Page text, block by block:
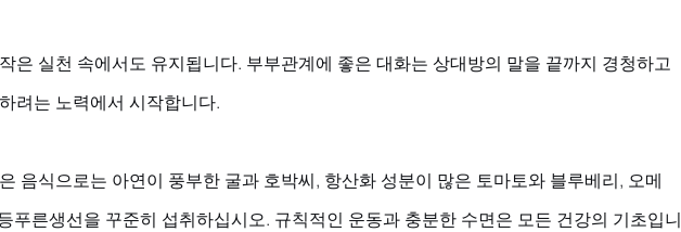
은 실천 속에서도 유지됩니다. 부부관계에 좋은 대화는 상대방의 말을 끝까지 경청하고
려는 노력에서 시작합니다.
음식으로는 아연이 풍부한 굴과 호박씨, 항산화 성분이 많은 토마토와 블루베리, 오메
푸른생선을 꾸준히 섭취하십시오. 규칙적인 운동과 충분한 수면은 모든 건강의 기초입니